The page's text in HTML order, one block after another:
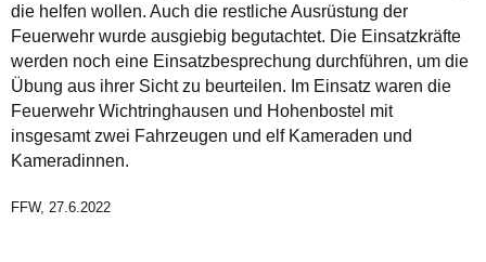
die helfen wollen. Auch die restliche Ausrüstung der
Feuerwehr wurde ausgiebig begutachtet. Die Einsatzkräfte
werden noch eine Einsatzbesprechung durchführen, um die
Übung aus ihrer Sicht zu beurteilen. Im Einsatz waren die
Feuerwehr Wichtringhausen und Hohenbostel mit
insgesamt zwei Fahrzeugen und elf Kameraden und
Kameradinnen.
FFW, 27.6.2022